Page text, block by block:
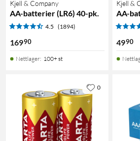
Kjell & Company
AA-batterier (LR6) 40-pk.
4.5 (1894)
16990
Nettlager: 100+ st
Kjell &
AA-
4990
0